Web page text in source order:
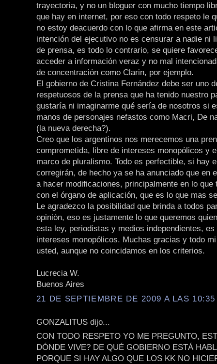
trayectoria, y no un bloguer con mucho tiempo
que hay en internet, por eso con todo respeto le
no estoy deacuerdo con lo que afirma en este
intención del ejecutivo no es censurar a nadie ni
de prensa, es todo lo contrario, se quiere
acceder a información veraz y no mal
de concentración como Clarin, por ejemplo.
El gobierno de Cristina Fernández debe ser uno
respetuosos de la prensa que ha tenido nuestro
gustaría ni imaginarme qué sería de nosotros si
manos de personajes nefastos como Macri, De
(la nueva derecha?).
Creo que los argentinos nos merecemos una
comprometida, libre de intereses monopólicos y
marco de pluralismo. Todo es perfectible, si hay
corregirán, de hecho ya se ha anunciado que en
a hacer modificaciones, principalmente en lo que
con el órgano de aplicación, que es lo que mas
Le agradezco la posibilidad que brinda a todos
opinión, eso es justamente lo que queremos
esta ley, periodistas y medios independientes,
intereses monopólicos. Muchas gracias y todo
usted, aunque no coincidamos en los criterios.
Lucrecia W.
Buenos Aires
21 DE SEPTIEMBRE DE 2009 A LAS 10:35
GONZALITUS dijo...
CON TODO RESPETO YO ME PREGUNTO,
DÓNDE VIVE? DE QUÉ GOBIERNO ESTÁ
PORQUE SI HAY ALGO QUE LOS KK NO